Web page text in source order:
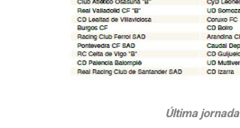
Última jornada